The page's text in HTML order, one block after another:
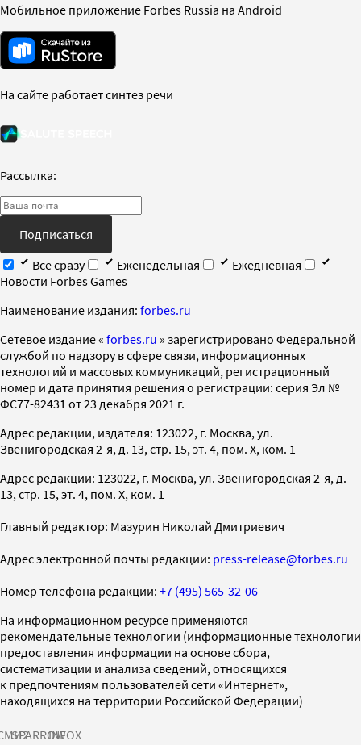
Мобильное приложение Forbes Russia на Android
На сайте работает синтез речи
Рассылка:
Подписаться
Все сразу
Еженедельная
Ежедневная
Новости Forbes Games
Наименование издания: forbes.ru
Cетевое издание « forbes.ru » зарегистрировано Федеральной
службой по надзору в сфере связи, информационных
технологий и массовых коммуникаций, регистрационный
номер и дата принятия решения о регистрации: серия Эл №
ФС77-82431 от 23 декабря 2021 г.
Адрес редакции, издателя: 123022, г. Москва, ул.
Звенигородская 2-я, д. 13, стр. 15, эт. 4, пом. X, ком. 1
Адрес редакции: 123022, г. Москва, ул. Звенигородская 2-я, д.
13, стр. 15, эт. 4, пом. X, ком. 1
Главный редактор: Мазурин Николай Дмитриевич
Адрес электронной почты редакции: press-release@forbes.ru
Номер телефона редакции: +7 (495) 565-32-06
На информационном ресурсе применяются
рекомендательные технологии (информационные технологии
предоставления информации на основе сбора,
систематизации и анализа сведений, относящихся
к предпочтениям пользователей сети «Интернет»,
находящихся на территории Российской Федерации)
SPARROWINFOX